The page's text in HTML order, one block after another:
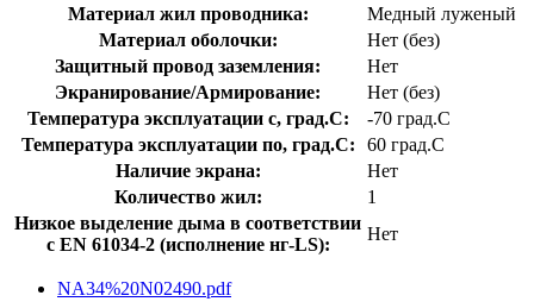
Материал жил проводника:
Медный луженый
Материал оболочки:
Нет (без)
Защитный провод заземления:
Нет
Экранирование/Армирование:
Нет (без)
Температура эксплуатации с, град.C:
-70 град.C
Температура эксплуатации по, град.C:
60 град.C
Наличие экрана:
Нет
Количество жил:
1
Низкое выделение дыма в соответствии
с EN 61034-2 (исполнение нг-LS):
Нет
NA34%20N02490.pdf